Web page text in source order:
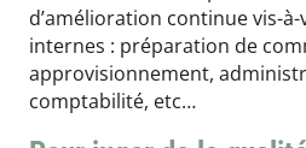
d’amélioration continue vis-
internes : préparation de
approvisionnement,
comptabilité, etc…